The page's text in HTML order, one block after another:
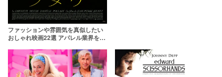
ファッションや雰囲気を真似したい
おしゃれ映画22選 アパレル業界を描